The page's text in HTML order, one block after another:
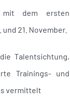
mit dem ersten
21. November.
Talentsichtung,
Trainings- und
vermittelt